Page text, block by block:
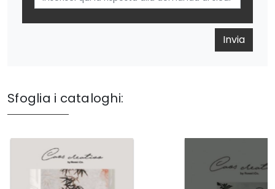
Invia
Sfoglia i cataloghi: